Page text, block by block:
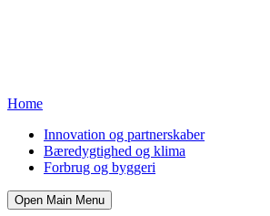
Home
Innovation og partnerskaber
Bæredygtighed og klima
Forbrug og byggeri
Open Main Menu